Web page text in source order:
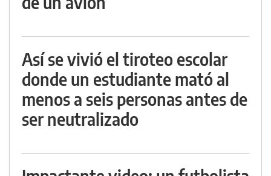
Así se vivió el tiroteo escolar
donde un estudiante mató al
menos a seis personas antes de
ser neutralizado